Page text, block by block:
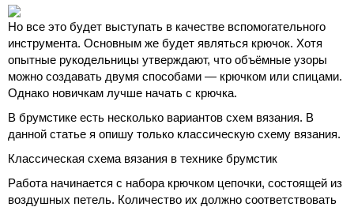
Но все это будет выступать в качестве вспомогательного
инструмента. Основным же будет являться крючок. Хотя
опытные рукодельницы утверждают, что объёмные узоры
можно создавать двумя способами — крючком или спицами.
Однако новичкам лучше начать с крючка.
В брумстике есть несколько вариантов схем вязания. В
данной статье я опишу только классическую схему вязания.
Классическая схема вязания в технике брумстик
Работа начинается с набора крючком цепочки, состоящей из
воздушных петель. Количество их должно соответствовать